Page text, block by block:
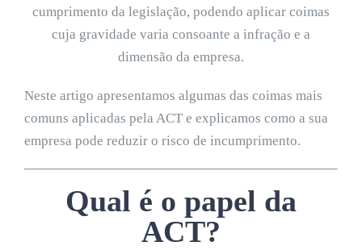
cumprimento da legislação, podendo aplicar coimas
cuja gravidade varia consoante a infração e a
dimensão da empresa.
Neste artigo apresentamos algumas das coimas mais
comuns aplicadas pela ACT e explicamos como a sua
empresa pode reduzir o risco de incumprimento.
Qual é o papel da
ACT?